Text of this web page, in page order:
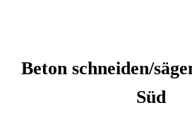
Beton schneiden/
Süd